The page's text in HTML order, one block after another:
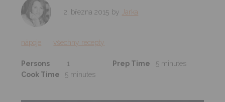
2. března 2015 by Jarka
nápoje všechny recepty
Persons 1 Prep Time
5 minutes
Cook Time
5 minutes